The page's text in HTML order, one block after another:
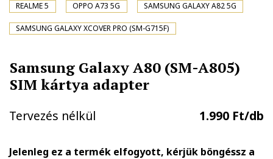
REALME 5 OPPO A73 5G SAMSUNG GALAXY A82 5G
SAMSUNG GALAXY XCOVER PRO (SM-G715F)
Samsung Galaxy A80 (SM-A805)
SIM kártya adapter
Tervezés nélkül 1.990 Ft/db
Jelenleg ez a termék elfogyott, kérjük böngéssz a